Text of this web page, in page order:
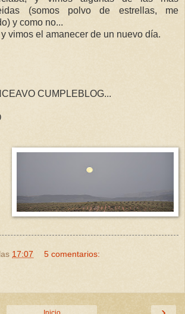
(somos polvo de estrellas, me
y como no...
vimos el amanecer de un nuevo día.
CUMPLEBLOG...
17:07 5 comentarios: